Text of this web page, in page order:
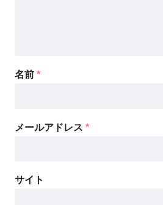
名前 *
メールアドレス *
サイト